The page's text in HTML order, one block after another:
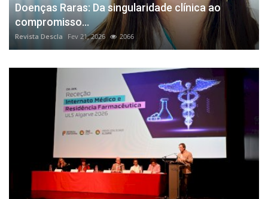
Doenças Raras: Da singularidade clínica ao
compromisso...
Revista Descla Fev 21, 2026 2066